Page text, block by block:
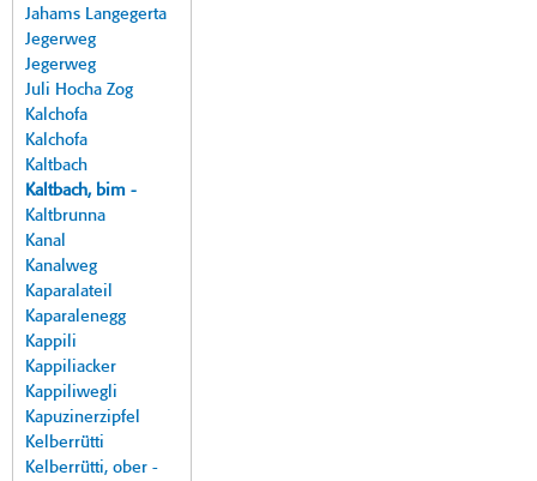
Jahams Langegerta
Jegerweg
Jegerweg
Juli Hocha Zog
Kalchofa
Kalchofa
Kaltbach
Kaltbach, bim -
Kaltbrunna
Kanal
Kanalweg
Kaparalateil
Kaparalenegg
Kappili
Kappiliacker
Kappiliwegli
Kapuzinerzipfel
Kelberrütti
Kelberrütti, ober -